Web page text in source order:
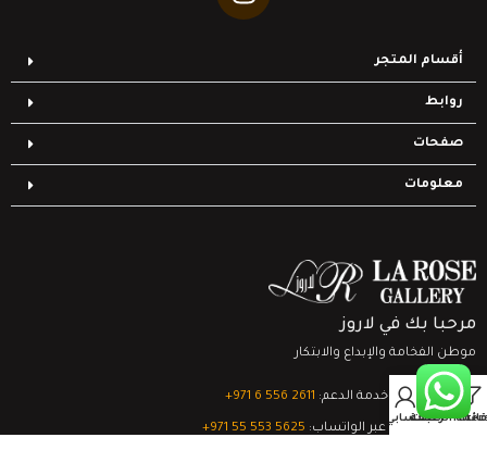
أقسام المتجر
روابط
صفحات
معلومات
مرحبا بك في لاروز
موطن الفخامة والإبداع والابتكار
تواصل مع خدمة الدعم: ‎+971 6 556 2611
الدعم الفني عبر الواتساب: ‎+971 55 553 5625
قائمة الرغبات
0
السلةحسابي